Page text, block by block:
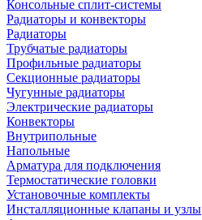
Консольные сплит-системы
Радиаторы и конвекторы
Радиаторы
Трубчатые радиаторы
Профильные радиаторы
Секционные радиаторы
Чугунные радиаторы
Электрические радиаторы
Конвекторы
Внутрипольные
Напольные
Арматура для подключения
Термостатические головки
Установочные комплекты
Инсталляционные клапаны и узлы